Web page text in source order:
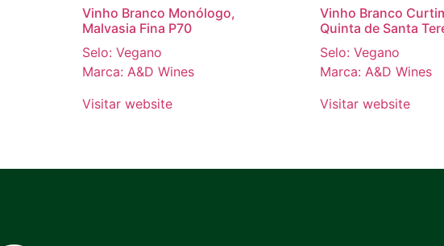
Vinho Branco Monólogo,
Malvasia Fina P70
Selo: Vegano
Marca: A&D Wines
Visitar website
Vinho Branco
Quinta de Santa
Selo: Vegano
Marca: A&D Wines
Visitar website